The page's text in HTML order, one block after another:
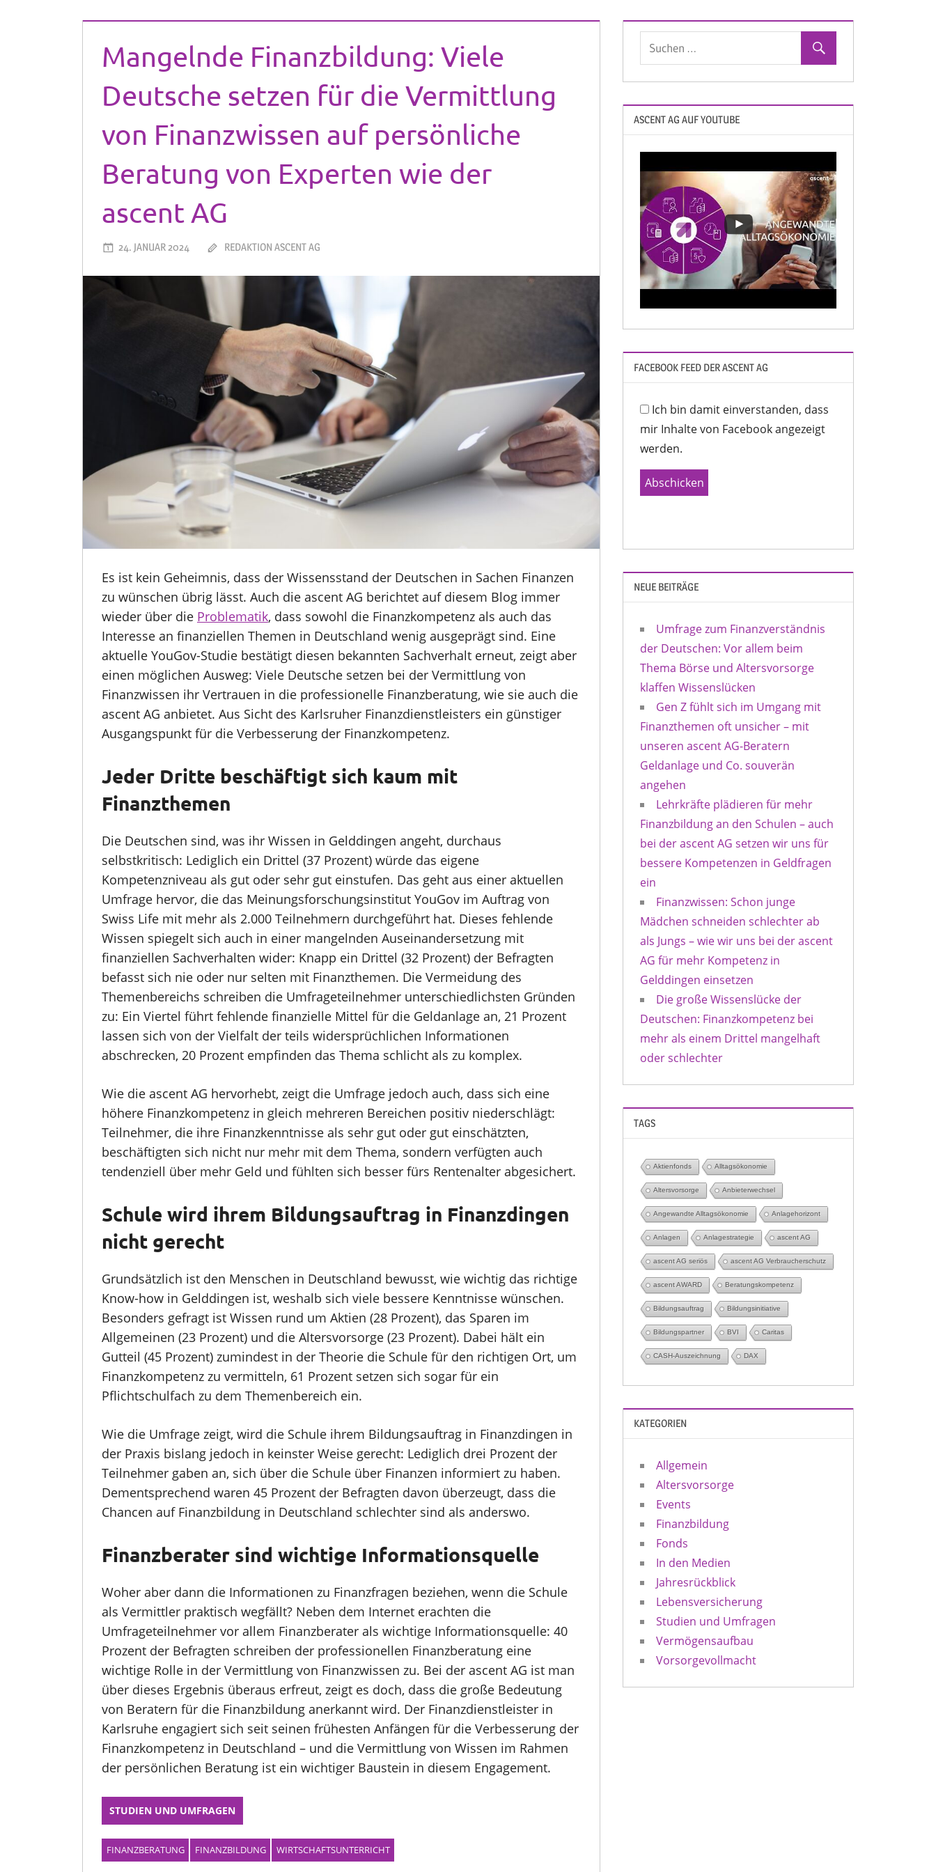
Mangelnde Finanzbildung: Viele
Deutsche setzen für die Vermittlung
von Finanzwissen auf persönliche
Beratung von Experten wie der
ascent AG
24. JANUAR 2024 REDAKTION ASCENT AG
Es ist kein Geheimnis, dass der Wissensstand der Deutschen in Sachen Finanzen
zu wünschen übrig lässt. Auch die ascent AG berichtet auf diesem Blog immer
wieder über die Problematik, dass sowohl die Finanzkompetenz als auch das
Interesse an finanziellen Themen in Deutschland wenig ausgeprägt sind. Eine
aktuelle YouGov-Studie bestätigt diesen bekannten Sachverhalt erneut, zeigt aber
einen möglichen Ausweg: Viele Deutsche setzen bei der Vermittlung von
Finanzwissen ihr Vertrauen in die professionelle Finanzberatung, wie sie auch die
ascent AG anbietet. Aus Sicht des Karlsruher Finanzdienstleisters ein günstiger
Ausgangspunkt für die Verbesserung der Finanzkompetenz.
Jeder Dritte beschäftigt sich kaum mit
Finanzthemen
Die Deutschen sind, was ihr Wissen in Gelddingen angeht, durchaus
selbstkritisch: Lediglich ein Drittel (37 Prozent) würde das eigene
Kompetenzniveau als gut oder sehr gut einstufen. Das geht aus einer aktuellen
Umfrage hervor, die das Meinungsforschungsinstitut YouGov im Auftrag von
Swiss Life mit mehr als 2.000 Teilnehmern durchgeführt hat. Dieses fehlende
Wissen spiegelt sich auch in einer mangelnden Auseinandersetzung mit
finanziellen Sachverhalten wider: Knapp ein Drittel (32 Prozent) der Befragten
befasst sich nie oder nur selten mit Finanzthemen. Die Vermeidung des
Themenbereichs schreiben die Umfrageteilnehmer unterschiedlichsten Gründen
zu: Ein Viertel führt fehlende finanzielle Mittel für die Geldanlage an, 21 Prozent
lassen sich von der Vielfalt der teils widersprüchlichen Informationen
abschrecken, 20 Prozent empfinden das Thema schlicht als zu komplex.
Wie die ascent AG hervorhebt, zeigt die Umfrage jedoch auch, dass sich eine
höhere Finanzkompetenz in gleich mehreren Bereichen positiv niederschlägt:
Teilnehmer, die ihre Finanzkenntnisse als sehr gut oder gut einschätzten,
beschäftigten sich nicht nur mehr mit dem Thema, sondern verfügten auch
tendenziell über mehr Geld und fühlten sich besser fürs Rentenalter abgesichert.
Schule wird ihrem Bildungsauftrag in Finanzdingen
nicht gerecht
Grundsätzlich ist den Menschen in Deutschland bewusst, wie wichtig das richtige
Know-how in Gelddingen ist, weshalb sich viele bessere Kenntnisse wünschen.
Besonders gefragt ist Wissen rund um Aktien (28 Prozent), das Sparen im
Allgemeinen (23 Prozent) und die Altersvorsorge (23 Prozent). Dabei hält ein
Gutteil (45 Prozent) zumindest in der Theorie die Schule für den richtigen Ort, um
Finanzkompetenz zu vermitteln, 61 Prozent setzen sich sogar für ein
Pflichtschulfach zu dem Themenbereich ein.
Wie die Umfrage zeigt, wird die Schule ihrem Bildungsauftrag in Finanzdingen in
der Praxis bislang jedoch in keinster Weise gerecht: Lediglich drei Prozent der
Teilnehmer gaben an, sich über die Schule über Finanzen informiert zu haben.
Dementsprechend waren 45 Prozent der Befragten davon überzeugt, dass die
Chancen auf Finanzbildung in Deutschland schlechter sind als anderswo.
Finanzberater sind wichtige Informationsquelle
Woher aber dann die Informationen zu Finanzfragen beziehen, wenn die Schule
als Vermittler praktisch wegfällt? Neben dem Internet erachten die
Umfrageteilnehmer vor allem Finanzberater als wichtige Informationsquelle: 40
Prozent der Befragten schreiben der professionellen Finanzberatung eine
wichtige Rolle in der Vermittlung von Finanzwissen zu. Bei der ascent AG ist man
über dieses Ergebnis überaus erfreut, zeigt es doch, dass die große Bedeutung
von Beratern für die Finanzbildung anerkannt wird. Der Finanzdienstleister in
Karlsruhe engagiert sich seit seinen frühesten Anfängen für die Verbesserung der
Finanzkompetenz in Deutschland – und die Vermittlung von Wissen im Rahmen
der persönlichen Beratung ist ein wichtiger Baustein in diesem Engagement.
STUDIEN UND UMFRAGEN
FINANZBERATUNG FINANZBILDUNG WIRTSCHAFTSUNTERRICHT
ASCENT AG AUF YOUTUBE
FACEBOOK FEED DER ASCENT AG
Ich bin damit einverstanden, dass
mir Inhalte von Facebook angezeigt
werden.
Abschicken
NEUE BEITRÄGE
Umfrage zum Finanzverständnis
der Deutschen: Vor allem beim
Thema Börse und Altersvorsorge
klaffen Wissenslücken
Gen Z fühlt sich im Umgang mit
Finanzthemen oft unsicher – mit
unseren ascent AG-Beratern
Geldanlage und Co. souverän
angehen
Lehrkräfte plädieren für mehr
Finanzbildung an den Schulen – auch
bei der ascent AG setzen wir uns für
bessere Kompetenzen in Geldfragen
ein
Finanzwissen: Schon junge
Mädchen schneiden schlechter ab
als Jungs – wie wir uns bei der ascent
AG für mehr Kompetenz in
Gelddingen einsetzen
Die große Wissenslücke der
Deutschen: Finanzkompetenz bei
mehr als einem Drittel mangelhaft
oder schlechter
TAGS
Aktienfonds Alltagsökonomie
Altersvorsorge Anbieterwechsel
Angewandte Alltagsökonomie Anlagehorizont
Anlagen Anlagestrategie ascent AG
ascent AG seriös ascent AG Verbraucherschutz
ascent AWARD Beratungskompetenz
Bildungsauftrag Bildungsinitiative
Bildungspartner BVI Caritas
CASH-Auszeichnung DAX
KATEGORIEN
Allgemein
Altersvorsorge
Events
Finanzbildung
Fonds
In den Medien
Jahresrückblick
Lebensversicherung
Studien und Umfragen
Vermögensaufbau
Vorsorgevollmacht